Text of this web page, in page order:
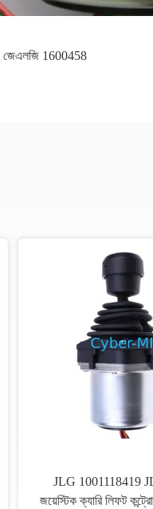
জেএলজি 1600458
JLG 1001118419
জয়েস্টিক ক্যারি লিফট